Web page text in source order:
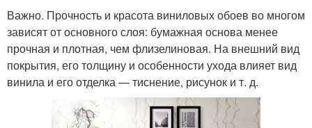
Важно. Прочность и красота виниловых обоев во многом
зависят от основного слоя: бумажная основа менее
прочная и плотная, чем флизелиновая. На внешний вид
покрытия, его толщину и особенности ухода влияет вид
винила и его отделка — тиснение, рисунок и т. д.